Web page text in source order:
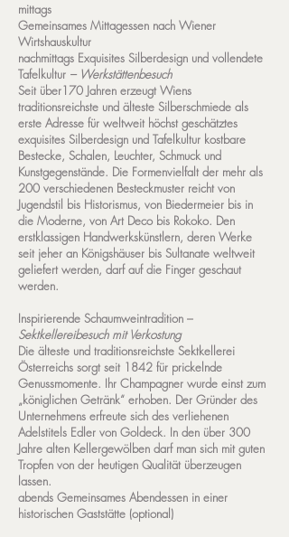
mittags
Gemeinsames Mittagessen nach Wiener
Wirtshauskultur
nachmittags Exquisites Silberdesign und vollendete
Tafelkultur – Werkstättenbesuch
Seit über170 Jahren erzeugt Wiens
traditionsreichste und älteste Silberschmiede als
erste Adresse für weltweit höchst geschätztes
exquisites Silberdesign und Tafelkultur kostbare
Bestecke, Schalen, Leuchter, Schmuck und
Kunstgegenstände. Die Formenvielfalt der mehr als
200 verschiedenen Besteckmuster reicht von
Jugendstil bis Historismus, von Biedermeier bis in
die Moderne, von Art Deco bis Rokoko. Den
erstklassigen Handwerkskünstlern, deren Werke
seit jeher an Königshäuser bis Sultanate weltweit
geliefert werden, darf auf die Finger geschaut
werden.
Inspirierende Schaumweintradition –
Sektkellereibesuch mit Verkostung
Die älteste und traditionsreichste Sektkellerei
Österreichs sorgt seit 1842 für prickelnde
Genussmomente. Ihr Champagner wurde einst zum
„königlichen Getränk“ erhoben. Der Gründer des
Unternehmens erfreute sich des verliehenen
Adelstitels Edler von Goldeck. In den über 300
Jahre alten Kellergewölben darf man sich mit guten
Tropfen von der heutigen Qualität überzeugen
lassen.
abends Gemeinsames Abendessen in einer
historischen Gaststätte (optional)